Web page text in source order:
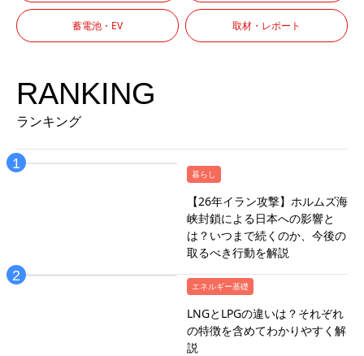
蓄電池・EV 取材・レポート
RANKING
ランキング
暮らし
【26年イラン攻撃】ホルムズ海
峡封鎖による日本への影響と
は？いつまで続くのか、今後の
取るべき行動を解説
エネルギー基礎
LNGとLPGの違いは？それぞれ
の特徴を含めてわかりやすく解
説